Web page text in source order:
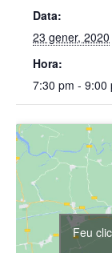
Data:
23 gener, 2020
Hora:
7:30 pm - 9:00
Feu